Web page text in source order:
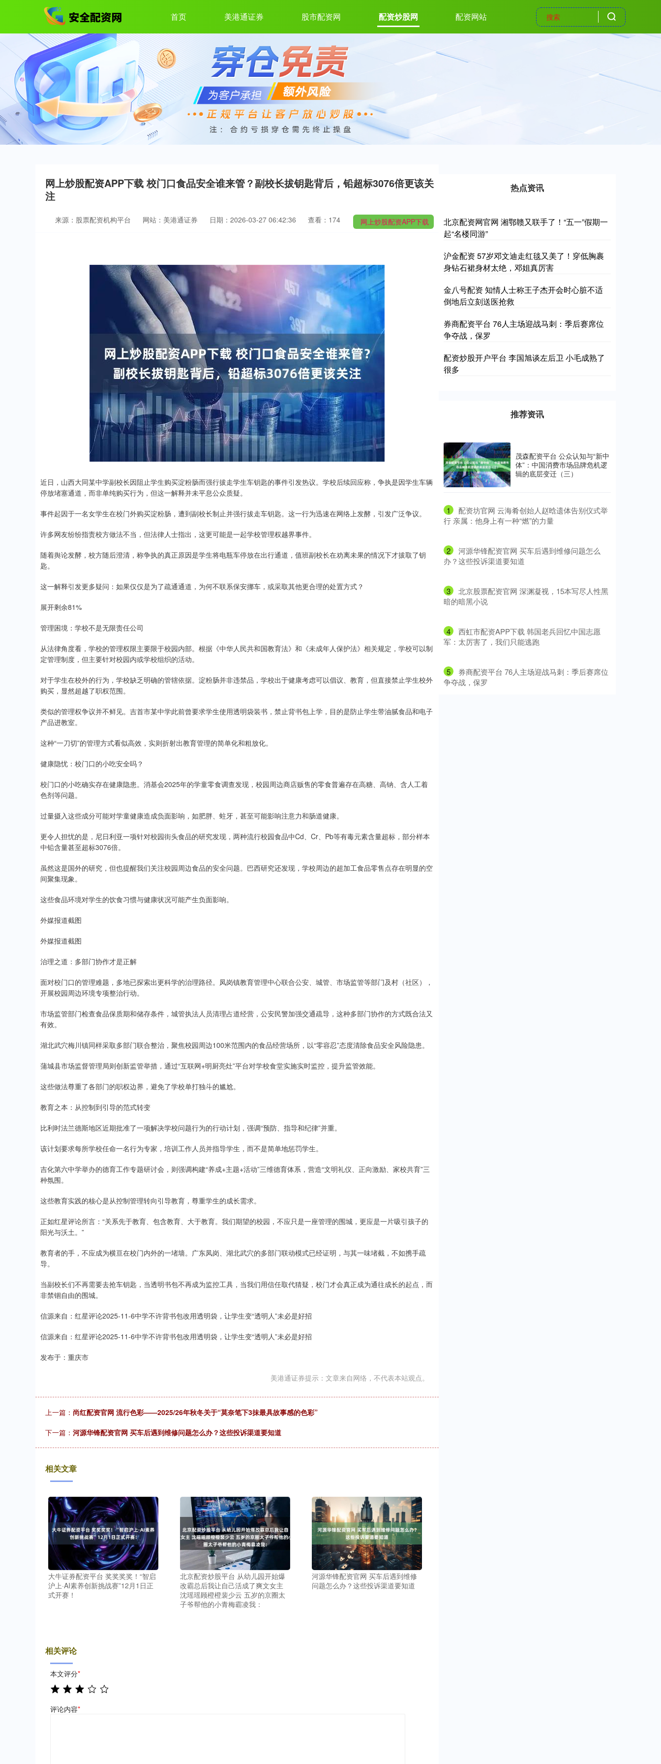
首页 美港通证券 股市配资网 配资炒股网 配资网站
网上炒股配资APP下载 校门口食品安全谁来管？副校长拔钥匙背后，铅超标3076倍更该关
注
网上炒股配资APP下载
来源：股票配资机构平台 网站：美港通证券 日期：2026-03-27 06:42:36 查看：174
近日，山西大同某中学副校长因阻止学生购买淀粉肠而强行拔走学生车钥匙的事件引发热议。学校后续回应称，争执是因学生车辆
停放堵塞通道，而非单纯购买行为，但这一解释并未平息公众质疑。
事件起因于一名女学生在校门外购买淀粉肠，遭到副校长制止并强行拔走车钥匙。这一行为迅速在网络上发酵，引发广泛争议。
许多网友纷纷指责校方做法不当，但法律人士指出，这更可能是一起学校管理权越界事件。
随着舆论发酵，校方随后澄清，称争执的真正原因是学生将电瓶车停放在出行通道，值班副校长在劝离未果的情况下才拔取了钥
匙。
这一解释引发更多疑问：如果仅仅是为了疏通通道，为何不联系保安挪车，或采取其他更合理的处置方式？
展开剩余81%
管理困境：学校不是无限责任公司
从法律角度看，学校的管理权限主要限于校园内部。根据《中华人民共和国教育法》和《未成年人保护法》相关规定，学校可以制
定管理制度，但主要针对校园内或学校组织的活动。
对于学生在校外的行为，学校缺乏明确的管辖依据。淀粉肠并非违禁品，学校出于健康考虑可以倡议、教育，但直接禁止学生校外
购买，显然超越了职权范围。
类似的管理权争议并不鲜见。吉首市某中学此前曾要求学生使用透明袋装书，禁止背书包上学，目的是防止学生带油腻食品和电子
产品进教室。
这种“一刀切”的管理方式看似高效，实则折射出教育管理的简单化和粗放化。
健康隐忧：校门口的小吃安全吗？
校门口的小吃确实存在健康隐患。消基会2025年的学童零食调查发现，校园周边商店贩售的零食普遍存在高糖、高钠、含人工着
色剂等问题。
过量摄入这些成分可能对学童健康造成负面影响，如肥胖、蛀牙，甚至可能影响注意力和肠道健康。
更令人担忧的是，尼日利亚一项针对校园街头食品的研究发现，两种流行校园食品中Cd、Cr、Pb等有毒元素含量超标，部分样本
中铅含量甚至超标3076倍。
虽然这是国外的研究，但也提醒我们关注校园周边食品的安全问题。巴西研究还发现，学校周边的超加工食品零售点存在明显的空
间聚集现象。
这些食品环境对学生的饮食习惯与健康状况可能产生负面影响。
外媒报道截图
外媒报道截图
治理之道：多部门协作才是正解
面对校门口的管理难题，多地已探索出更科学的治理路径。凤岗镇教育管理中心联合公安、城管、市场监管等部门及村（社区），
开展校园周边环境专项整治行动。
市场监管部门检查食品保质期和储存条件，城管执法人员清理占道经营，公安民警加强交通疏导，这种多部门协作的方式既合法又
有效。
湖北武穴梅川镇同样采取多部门联合整治，聚焦校园周边100米范围内的食品经营场所，以“零容忍”态度清除食品安全风险隐患。
蒲城县市场监督管理局则创新监管举措，通过“互联网+明厨亮灶”平台对学校食堂实施实时监控，提升监管效能。
这些做法尊重了各部门的职权边界，避免了学校单打独斗的尴尬。
教育之本：从控制到引导的范式转变
比利时法兰德斯地区近期批准了一项解决学校问题行为的行动计划，强调“预防、指导和纪律”并重。
该计划要求每所学校任命一名行为专家，培训工作人员并指导学生，而不是简单地惩罚学生。
吉化第六中学举办的德育工作专题研讨会，则强调构建“养成+主题+活动”三维德育体系，营造“文明礼仪、正向激励、家校共育”三
种氛围。
这些教育实践的核心是从控制管理转向引导教育，尊重学生的成长需求。
正如红星评论所言：“关系先于教育、包含教育、大于教育。我们期望的校园，不应只是一座管理的围城，更应是一片吸引孩子的
阳光与沃土。”
教育者的手，不应成为横亘在校门内外的一堵墙。广东凤岗、湖北武穴的多部门联动模式已经证明，与其一味堵截，不如携手疏
导。
当副校长们不再需要去抢车钥匙，当透明书包不再成为监控工具，当我们用信任取代猜疑，校门才会真正成为通往成长的起点，而
非禁锢自由的围城。
信源来自：红星评论2025-11-6中学不许背书包改用透明袋，让学生变“透明人”未必是好招
信源来自：红星评论2025-11-6中学不许背书包改用透明袋，让学生变“透明人”未必是好招
发布于：重庆市
美港通证券提示：文章来自网络，不代表本站观点。
上一篇： 尚红配资官网 流行色彩——2025/26年秋冬关于“莫奈笔下3抹最具故事感的色彩”
下一篇： 河源华锋配资官网 买车后遇到维修问题怎么办？这些投诉渠道要知道
相关文章
大牛证券配资平台 奖奖奖奖！“智启
沪上·AI素养创新挑战赛”12月1日正
式开赛！
北京配资炒股平台 从幼儿园开始爆
改霸总后我让自己活成了爽文女主
沈瑶瑶顾橙橙裴少云 五岁的京圈太
子爷帮他的小青梅霸凌我：
河源华锋配资官网 买车后遇到维修
问题怎么办？这些投诉渠道要知道
相关评论
本文评分*
评论内容*
热点资讯
北京配资网官网 湘鄂赣又联手了！“五一”假期一
起“名楼同游”
沪金配资 57岁邓文迪走红毯又美了！穿低胸裹
身钻石裙身材太绝，邓姐真厉害
金八号配资 知情人士称王子杰开会时心脏不适
倒地后立刻送医抢救
券商配资平台 76人主场迎战马刺：季后赛席位
争夺战，保罗
配资炒股开户平台 李国旭谈左后卫 小毛成熟了
很多
推荐资讯
茂森配资平台 公众认知与“新中
体”：中国消费市场品牌危机逻
辑的底层变迁（三）
1
​配资坊官网 云海肴创始人赵晗遗体告别仪式举
行 亲属：他身上有一种“燃”的力量
2
​河源华锋配资官网 买车后遇到维修问题怎么
办？这些投诉渠道要知道
3
​北京股票配资官网 深渊凝视，15本写尽人性黑
暗的暗黑小说
4
​西虹市配资APP下载 韩国老兵回忆中国志愿
军：太厉害了，我们只能逃跑
5
​券商配资平台 76人主场迎战马刺：季后赛席位
争夺战，保罗